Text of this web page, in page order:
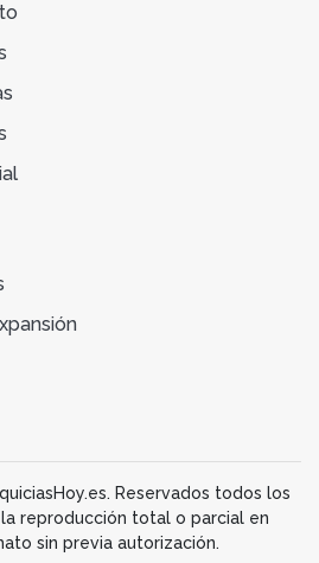
Reservados todos los
reproducción total o parcial en
sin previa autorización.